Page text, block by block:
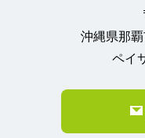
沖縄県那
ペイ